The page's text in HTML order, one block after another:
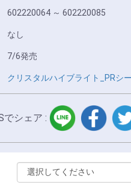
602220064 ～ 602220085
なし
7/6発売
クリスタルハイブライト_PRシ
でシェア :
LINE